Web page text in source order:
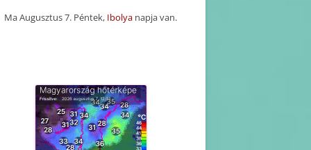
Ma Augusztus 7. Péntek, Ibolya napja van.